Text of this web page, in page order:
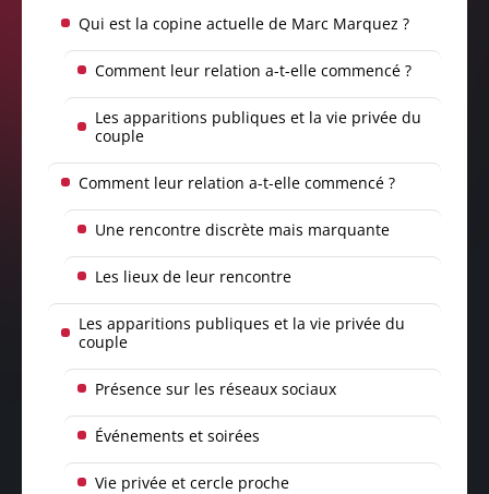
Qui est la copine actuelle de Marc Marquez ?
Comment leur relation a-t-elle commencé ?
Les apparitions publiques et la vie privée du
couple
Comment leur relation a-t-elle commencé ?
Une rencontre discrète mais marquante
Les lieux de leur rencontre
Les apparitions publiques et la vie privée du
couple
Présence sur les réseaux sociaux
Événements et soirées
Vie privée et cercle proche